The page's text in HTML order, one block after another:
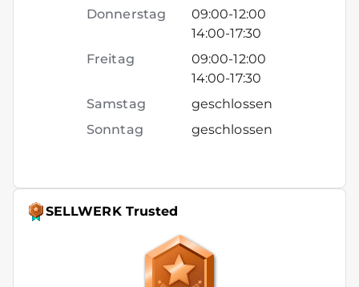
Donnerstag
09:00-12:00
14:00-17:30
Freitag
09:00-12:00
14:00-17:30
Samstag
geschlossen
Sonntag
geschlossen
SELLWERK Trusted